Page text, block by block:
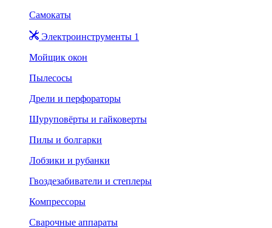
Самокаты
Электроинструменты 1
Мойщик окон
Пылесосы
Дрели и перфораторы
Шуруповёрты и гайковерты
Пилы и болгарки
Лобзики и рубанки
Гвоздезабиватели и степлеры
Компрессоры
Сварочные аппараты